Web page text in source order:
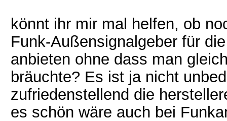
könnt ihr mir mal helfen, ob
Funk-Außensignalgeber für
anbieten ohne dass man
bräuchte? Es ist ja nicht
zufriedenstellend die
es schön wäre auch bei